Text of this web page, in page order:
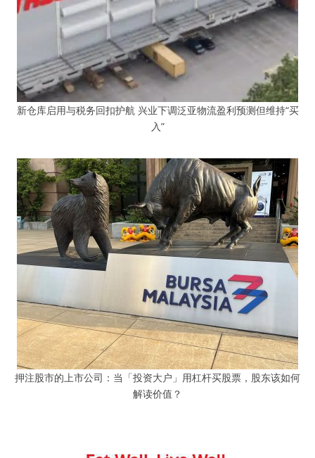
新仓库启用与税务回扣护航 兴业下调泛亚物流盈利预测但维持“买
入”
押注股市的上市公司：当「投资大户」用杠杆买股票，股东该如何
解读价值？